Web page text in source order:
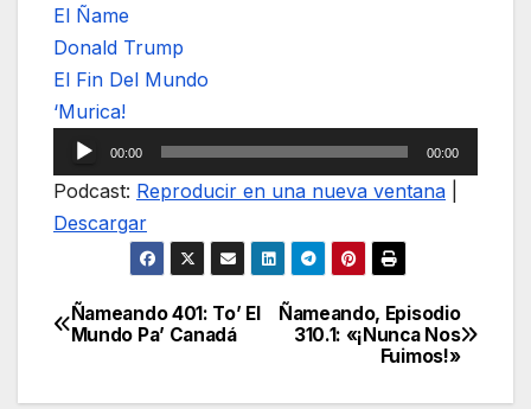
El Ñame
Donald Trump
El Fin Del Mundo
‘Murica!
Reproductor
de
00:00 00:00
Podcast: Reproducir en una nueva ventana
Descargar
Navegación
Ñameando, Episodio
310.1: «¡Nunca Nos
Fuimos!»
Ñameando 401: To’ El
Mundo Pa’ Canadá